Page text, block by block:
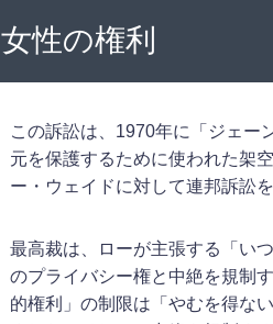
女性の権利
この訴訟は、1970年に「ジェー
元を保護するために使われた架
ー・ウェイドに対して連邦訴訟
最高裁は、ローが主張する「い
のプライバシー権と中絶を規制
的権利」の制限は「やむを得な